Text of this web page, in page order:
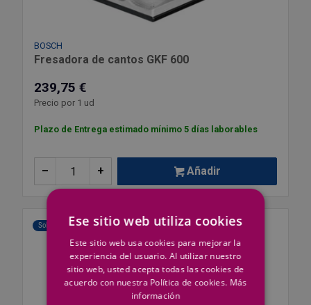
BOSCH
Fresadora de cantos GKF 600
239,75 €
Precio por 1 ud
Plazo de Entrega estimado mínimo 5 días laborables
+
– Añadir
Solo Web Ese sitio web utiliza cookies
Este sitio web usa cookies para mejorar la
experiencia del usuario. Al utilizar nuestro
sitio web, usted acepta todas las cookies de
acuerdo con nuestra Política de cookies. Más
información